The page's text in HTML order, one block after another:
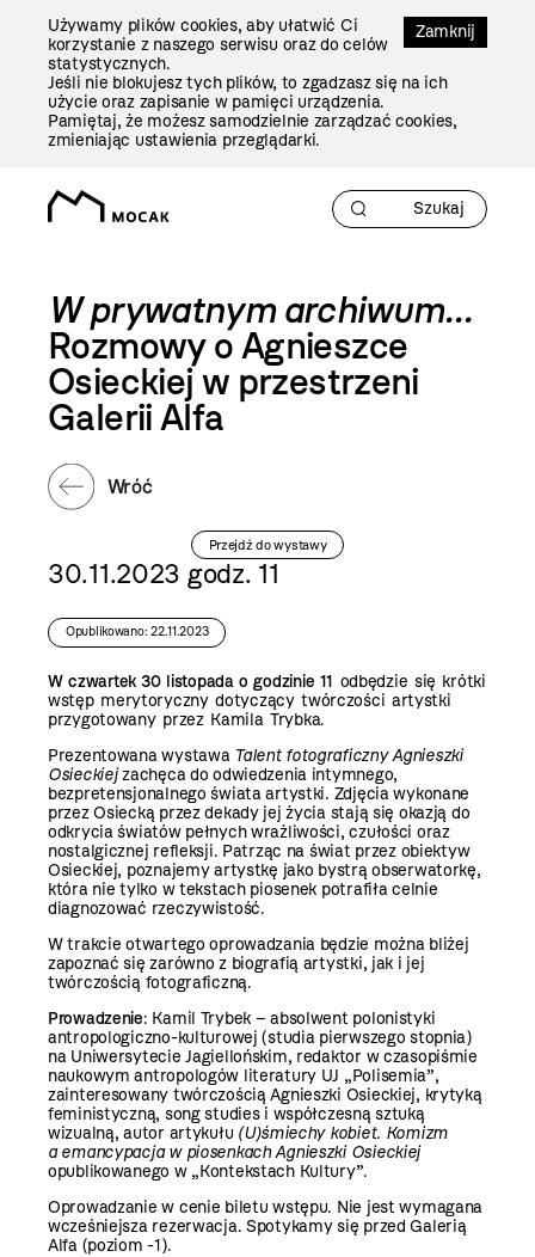
Zamknij
Używamy plików cookies, aby ułatwić Ci
korzystanie z naszego serwisu oraz do celów
statystycznych.
Jeśli nie blokujesz tych plików, to zgadzasz się na ich
użycie oraz zapisanie w pamięci urządzenia.
Pamiętaj, że możesz samodzielnie zarządzać cookies,
zmieniając ustawienia przeglądarki.
W prywatnym archiwum…
Rozmowy o Agnieszce
Osieckiej w przestrzeni
Galerii Alfa
Wróć
Przejdź do wystawy
30.11.2023 godz. 11
Opublikowano: 22.11.2023
W czwartek 30 listopada o godzinie 11 odbędzie się krótki
wstęp merytoryczny dotyczący twórczości artystki
przygotowany przez Kamila Trybka.
Prezentowana wystawa Talent fotograficzny Agnieszki
Osieckiejzachęca do odwiedzenia intymnego,
bezpretensjonalnego świata artystki. Zdjęcia wykonane
przez Osiecką przez dekady jej życia stają się okazją do
odkrycia światów pełnych wrażliwości, czułości oraz
nostalgicznej refleksji. Patrząc na świat przez obiektyw
Osieckiej, poznajemy artystkę jako bystrą obserwatorkę,
która nie tylko w tekstach piosenek potrafiła celnie
diagnozować rzeczywistość.
W trakcie otwartego oprowadzania będzie można bliżej
zapoznać się zarówno z biografią artystki, jak i jej
twórczością fotograficzną.
Prowadzenie: Kamil Trybek – absolwent polonistyki
antropologiczno-kulturowej (studia pierwszego stopnia)
na Uniwersytecie Jagiellońskim, redaktor w czasopiśmie
naukowym antropologów literatury UJ „Polisemia”,
zainteresowany twórczością Agnieszki Osieckiej, krytyką
feministyczną, song studies i współczesną sztuką
wizualną, autor artykułu (U)śmiechy kobiet. Komizm
a emancypacja w piosenkach Agnieszki Osieckiej
opublikowanego w „Kontekstach Kultury”.
Oprowadzanie w cenie biletu wstępu. Nie jest wymagana
wcześniejsza rezerwacja. Spotykamy się przed Galerią
Alfa (poziom -1).